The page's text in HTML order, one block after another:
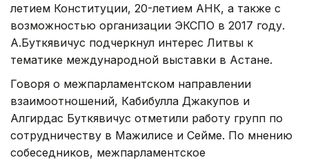
летием Конституции, 20-летием АНК, а также с
возможностью организации ЭКСПО в 2017 году.
А.Буткявичус подчеркнул интерес Литвы к
тематике международной выставки в Астане.
Говоря о межпарламентском направлении
взаимоотношений, Кабибулла Джакупов и
Алгирдас Буткявичус отметили работу групп по
сотрудничеству в Мажилисе и Сейме. По мнению
собеседников, межпарламентское